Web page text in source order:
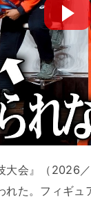
会』（2026
た。フィギ